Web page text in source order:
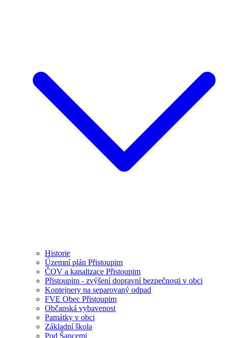
Historie
Územní plán Přistoupim
ČOV a kanalizace Přistoupim
Přistoupim - zvýšení dopravní bezpečnosti v obci
Kontejnery na separovaný odpad
FVE Obec Přistoupim
Občanská vybavenost
Památky v obci
Základní škola
Pod Šancemi